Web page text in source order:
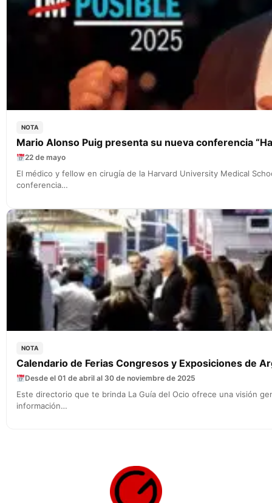
NOTA
Mario Alonso Puig presenta su nueva conferencia
22 de mayo
El médico y fellow en cirugía de la Harvard University Medical
conferencia…
NOTA
Calendario de Ferias Congresos y Exposiciones de
Desde el 01 de abril al 30 de noviembre de 2025
Este directorio que te brinda La Guía del Ocio ofrece una visión
información…